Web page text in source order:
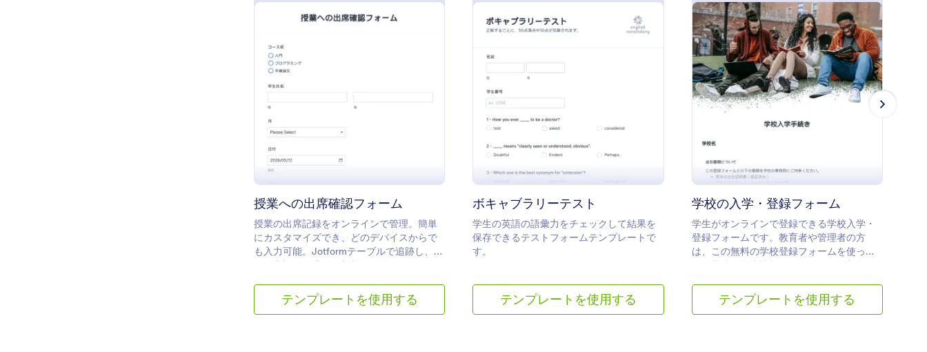
プレビュー : 授業への出席確認フォーム
授業への出席確認フォーム
授業の出席記録をオンラインで管理。簡単
にカスタマイズでき、どのデバイスからで
も入力可能。Jotformテーブルで追跡し、
100以上のアプリと連携できます。
テンプレートを使用する
: ボキャブラリーテスト
ボキャブラリーテスト
学生の英語の語彙力をチェックして結果を
保存できるテストフォームテンプレートで
す。
テンプレートを使用する
プレビュー : 学校の入学・登録
学校の入学・登録フォーム
学生がオンラインで登録できる学校入学・
登録フォームです。教育者や管理者の方
は、この無料の学校登録フォームを使っ
て、迅速に学生情報をオンラインで収集で
テンプレートを使用する